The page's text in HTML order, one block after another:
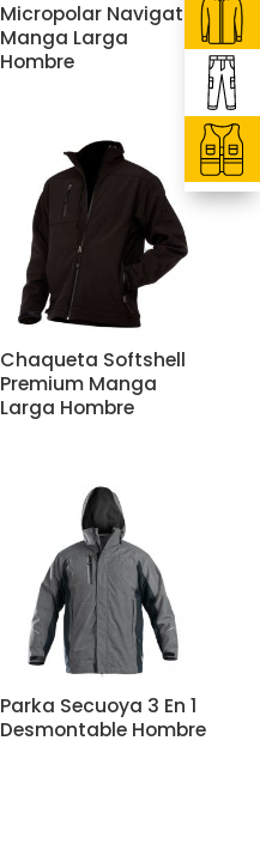
Micropolar Navigator
Manga Larga
Hombre
Chaqueta Softshell
Premium Manga
Larga Hombre
Parka Secuoya 3 En 1
Desmontable Hombre